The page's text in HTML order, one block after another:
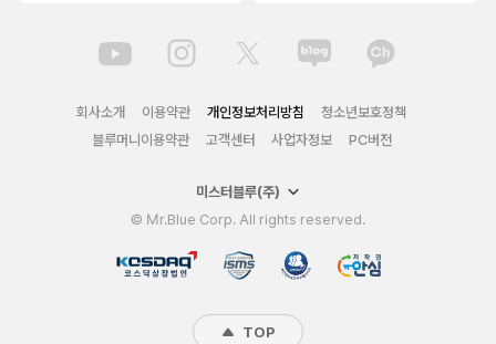
회사소개 이용약관 개인정보처리방침
청소년보호정책
블루머니이용약관
고객센터 사업자정보 PC버전
미스터블루(주)
© Mr.Blue Corp. All rights reserved.
TOP